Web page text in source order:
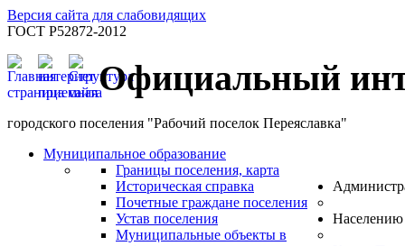
Версия сайта для слабовидящих
ГОСТ Р52872-2012
Официальный
городского поселения "Рабочий поселок Переяславка"
Муниципальное образование
Границы поселения, карта
Историческая справка
Почетные граждане поселения
Устав поселения
Муниципальные объекты в
Населению